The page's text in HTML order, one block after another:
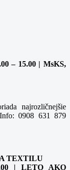
– 15.00 | MsKS,
najrozličnejšie
0908 631 879
TEXTILU
| LETO AKO